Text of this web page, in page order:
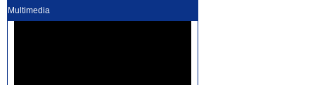
Multimedia